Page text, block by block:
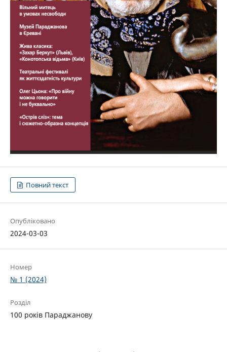
Повний текст
Опубліковано
2024-03-03
Номер
№ 1 (2024)
Розділ
100 років Параджанову